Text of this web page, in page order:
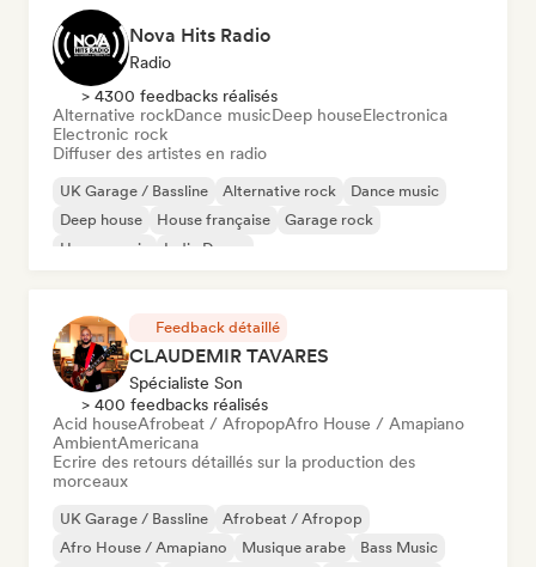
Nova Hits Radio
Radio
> 4300 feedbacks réalisés
Alternative rockDance musicDeep houseElectronica
Electronic rock
Diffuser des artistes en radio
UK Garage / Bassline Alternative rock
Dance music
Deep house
House française
Garage rock
House music
Indie Dance
Feedback détaillé
CLAUDEMIR TAVARES
Spécialiste Son
> 400 feedbacks réalisés
Acid houseAfrobeat / AfropopAfro House / Amapiano
AmbientAmericana
Ecrire des retours détaillés sur la production des
morceaux
UK Garage / Bassline
Afrobeat / Afropop
Afro House / Amapiano
Musique arabe
Bass Music